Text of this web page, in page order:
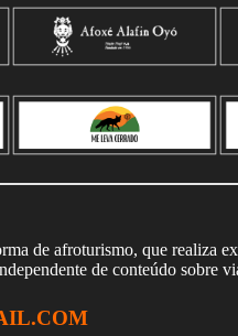
de afroturismo, que realiza
de conteúdo sobre